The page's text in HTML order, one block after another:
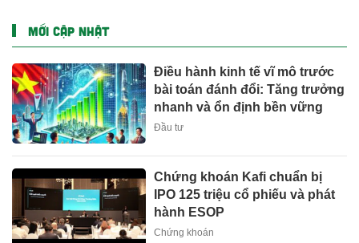
MỚI CẬP NHẬT
Điều hành kinh tế vĩ mô trước
bài toán đánh đổi: Tăng trưởng
nhanh và ổn định bền vững
Đầu tư
Chứng khoán Kafi chuẩn bị
IPO 125 triệu cổ phiếu và phát
hành ESOP
Chứng khoán